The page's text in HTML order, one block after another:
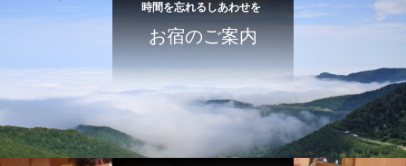
時間を忘れるしあわせを
お宿のご案内